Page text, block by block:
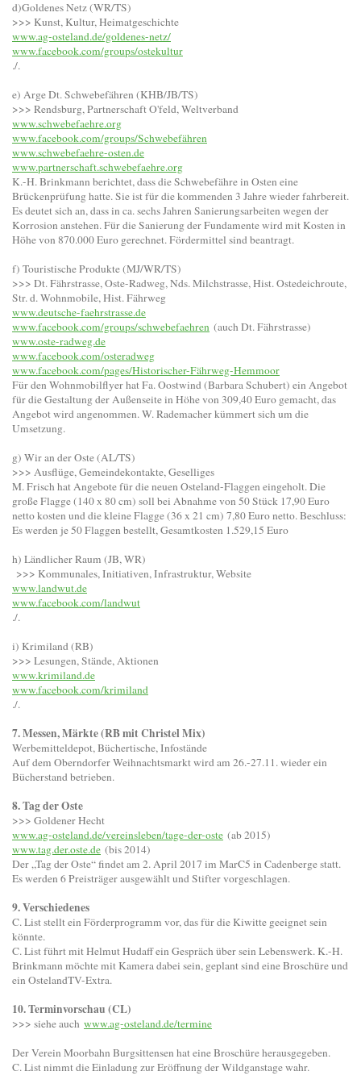
d)Goldenes Netz (WR/TS)
>>> Kunst, Kultur, Heimatgeschichte
www.ag-osteland.de/goldenes-netz/
www.facebook.com/groups/ostekultur
./.
e) Arge Dt. Schwebefähren (KHB/JB/TS)
>>> Rendsburg, Partnerschaft O'feld, Weltverband
www.schwebefaehre.org
www.facebook.com/groups/Schwebefähren
www.schwebefaehre-osten.de
www.partnerschaft.schwebefaehre.org
K.-H. Brinkmann berichtet, dass die Schwebefähre in Osten eine
Brückenprüfung hatte. Sie ist für die kommenden 3 Jahre wieder fahrbereit.
Es deutet sich an, dass in ca. sechs Jahren Sanierungsarbeiten wegen der
Korrosion anstehen. Für die Sanierung der Fundamente wird mit Kosten in
Höhe von 870.000 Euro gerechnet. Fördermittel sind beantragt.
f) Touristische Produkte (MJ/WR/TS)
>>> Dt. Fährstrasse, Oste-Radweg, Nds. Milchstrasse, Hist. Ostedeichroute,
Str. d. Wohnmobile, Hist. Fährweg
www.deutsche-faehrstrasse.de
www.facebook.com/groups/schwebefaehren (auch Dt. Fährstrasse)
www.oste-radweg.de
www.facebook.com/osteradweg
www.facebook.com/pages/Historischer-Fährweg-Hemmoor
Für den Wohnmobilflyer hat Fa. Oostwind (Barbara Schubert) ein Angebot
für die Gestaltung der Außenseite in Höhe von 309,40 Euro gemacht, das
Angebot wird angenommen. W. Rademacher kümmert sich um die
Umsetzung.
g) Wir an der Oste (AL/TS)
>>> Ausflüge, Gemeindekontakte, Geselliges
M. Frisch hat Angebote für die neuen Osteland-Flaggen eingeholt. Die
große Flagge (140 x 80 cm) soll bei Abnahme von 50 Stück 17,90 Euro
netto kosten und die kleine Flagge (36 x 21 cm) 7,80 Euro netto. Beschluss:
Es werden je 50 Flaggen bestellt, Gesamtkosten 1.529,15 Euro
h) Ländlicher Raum (JB, WR)
>>> Kommunales, Initiativen, Infrastruktur, Website
www.landwut.de
www.facebook.com/landwut
./.
i) Krimiland (RB)
>>> Lesungen, Stände, Aktionen
www.krimiland.de
www.facebook.com/krimiland
./.
7. Messen, Märkte (RB mit Christel Mix)
Werbemitteldepot, Büchertische, Infostände
Auf dem Oberndorfer Weihnachtsmarkt wird am 26.-27.11. wieder ein
Bücherstand betrieben.
8. Tag der Oste
>>> Goldener Hecht
www.ag-osteland.de/vereinsleben/tage-der-oste (ab 2015)
www.tag.der.oste.de (bis 2014)
Der „Tag der Oste“ findet am 2. April 2017 im MarC5 in Cadenberge statt.
Es werden 6 Preisträger ausgewählt und Stifter vorgeschlagen.
9. Verschiedenes
C. List stellt ein Förderprogramm vor, das für die Kiwitte geeignet sein
könnte.
C. List führt mit Helmut Hudaff ein Gespräch über sein Lebenswerk. K.-H.
Brinkmann möchte mit Kamera dabei sein, geplant sind eine Broschüre und
ein OstelandTV-Extra.
10. Terminvorschau (CL)
>>> siehe auch www.ag-osteland.de/termine
Der Verein Moorbahn Burgsittensen hat eine Broschüre herausgegeben.
C. List nimmt die Einladung zur Eröffnung der Wildganstage wahr.